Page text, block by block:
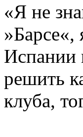
«Я не
»Барсе«,
Испании
решить
клуба,